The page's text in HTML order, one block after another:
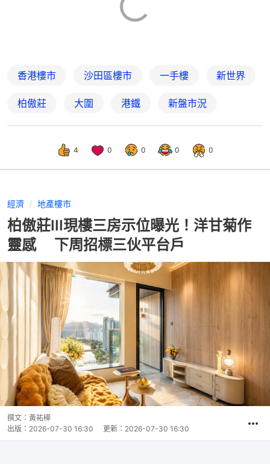
香港樓市 沙田區樓市 一手樓 新世界
柏傲莊 大圍 港鐵 新盤市況
4 0 0 0 0
經濟 地產樓市
柏傲莊III現樓三房示位曝光！洋甘菊作
靈感 下周招標三伙平台戶
撰文： 黃祐樺
出版： 2026-07-30 16:30 更新： 2026-07-30 16:30